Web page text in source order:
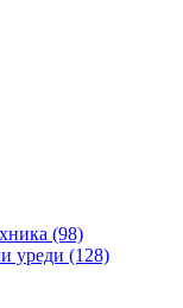
(98)
уреди (128)